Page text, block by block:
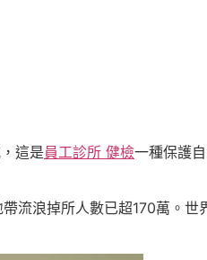
這是員工診所 健檢一種保護
流浪掉所人數已超170萬。世